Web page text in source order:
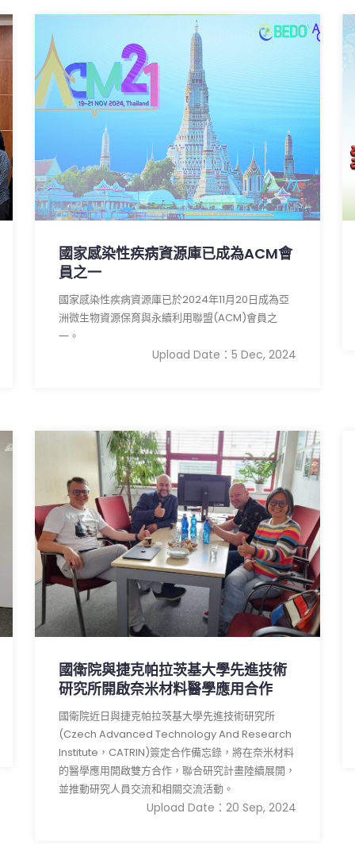
國家感染性疾病資源庫已成為ACM會
員之一
國家感染性疾病資源庫已於2024年11月20日成為亞
洲微生物資源保育與永續利用聯盟(ACM)會員之
一。
Upload Date：5 Dec, 2024
國衛院與捷克帕拉茨基大學先進技術
研究所開啟奈米材料醫學應用合作
國衛院近日與捷克帕拉茨基大學先進技術研究所
(Czech Advanced Technology And Research
Institute，CATRIN)簽定合作備忘錄，將在奈米材料
的醫學應用開啟雙方合作，聯合研究計畫陸續展開，
並推動研究人員交流和相關交流活動。
Upload Date：20 Sep, 2024